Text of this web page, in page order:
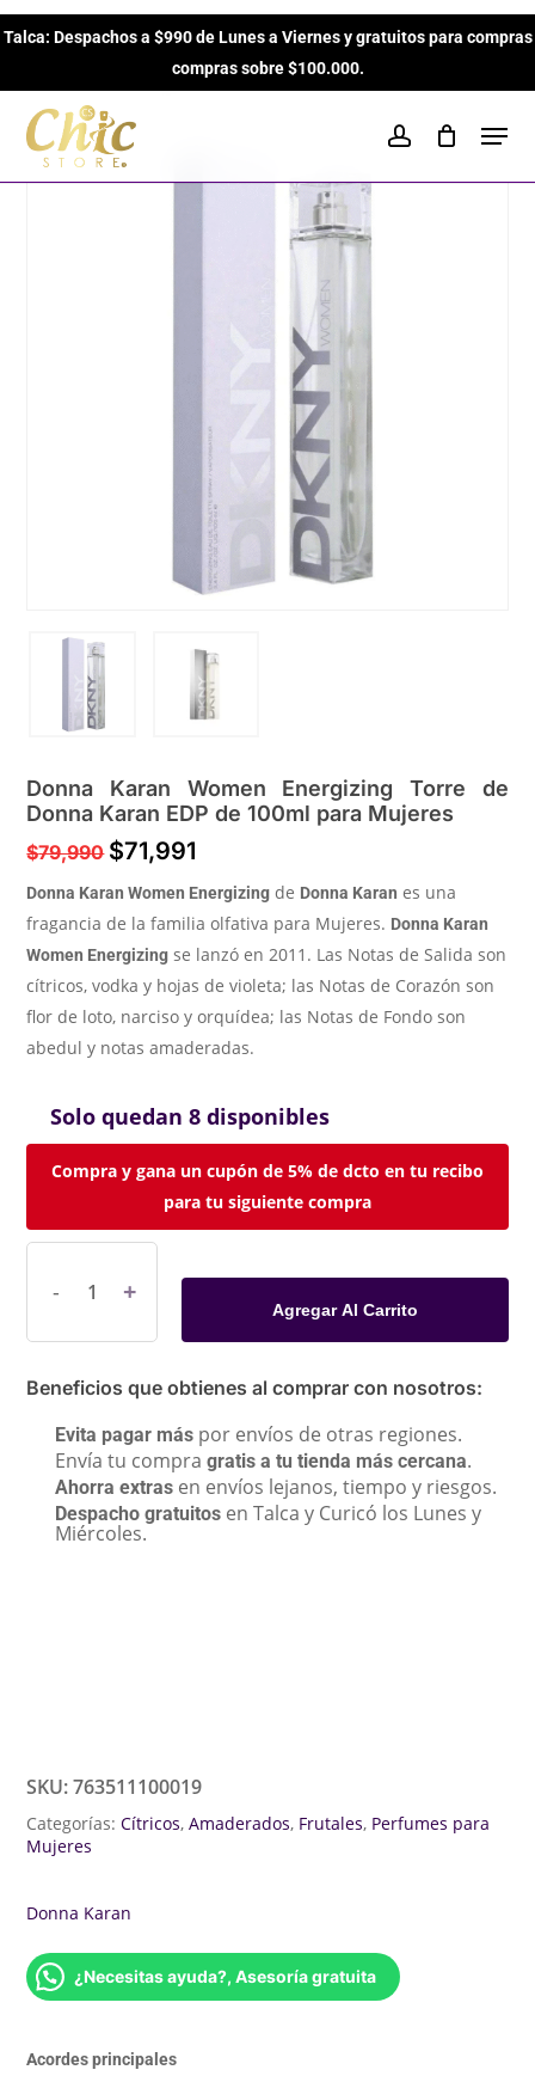
Skip
to
content
Talca: Despachos a $990 de Lunes a Viernes y gratuitos para compras
compras sobre $100.000.
account
Inicio Perfumes para Mujeres
Amaderados
Donna Karan Women Energizing Torre de Donna Karan EDP
de 100ml para Mujeres
Donna Karan Women Energizing Torre de
Donna Karan EDP de 100ml para Mujeres
$79,990 $71,991
Donna Karan Women Energizing de Donna Karan es una
fragancia de la familia olfativa para Mujeres. Donna Karan
Women Energizing se lanzó en 2011. Las Notas de Salida son
cítricos, vodka y hojas de violeta; las Notas de Corazón son
flor de loto, narciso y orquídea; las Notas de Fondo son
abedul y notas amaderadas.
Solo quedan 8 disponibles
Compra y gana un cupón de 5% de dcto en tu recibo
para tu siguiente compra
Agregar Al Carrito
Beneficios que obtienes al comprar con nosotros:
Evita pagar más por envíos de otras regiones.
Envía tu compragratis a tu tienda más cercana.
Ahorra extras en envíos lejanos, tiempo y riesgos.
Despacho gratuitos en Talca y Curicó los Lunes y
Miércoles.
SKU:763511100019
Categorías:Cítricos,Amaderados, Frutales, Perfumes para
Mujeres
Donna Karan
¿Necesitas ayuda?, Asesoría gratuita
Acordes principales